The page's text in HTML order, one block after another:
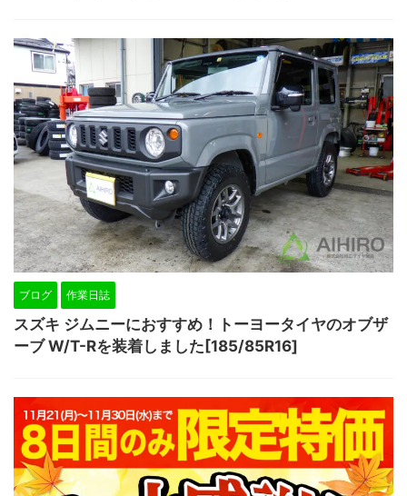
ブログ 作業日誌
スズキ ジムニーにおすすめ！トーヨータイヤのオブザ
ーブ W/T-Rを装着しました[185/85R16]